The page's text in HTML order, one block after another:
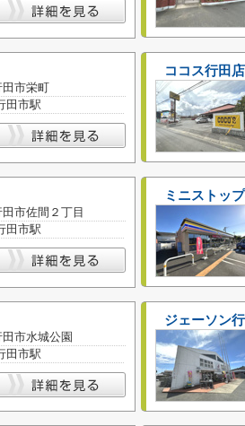
市栄町
田市駅
ココス行田店
市佐間２丁目
田市駅
ミニストッ
市水城公園
田市駅
ジェーソン